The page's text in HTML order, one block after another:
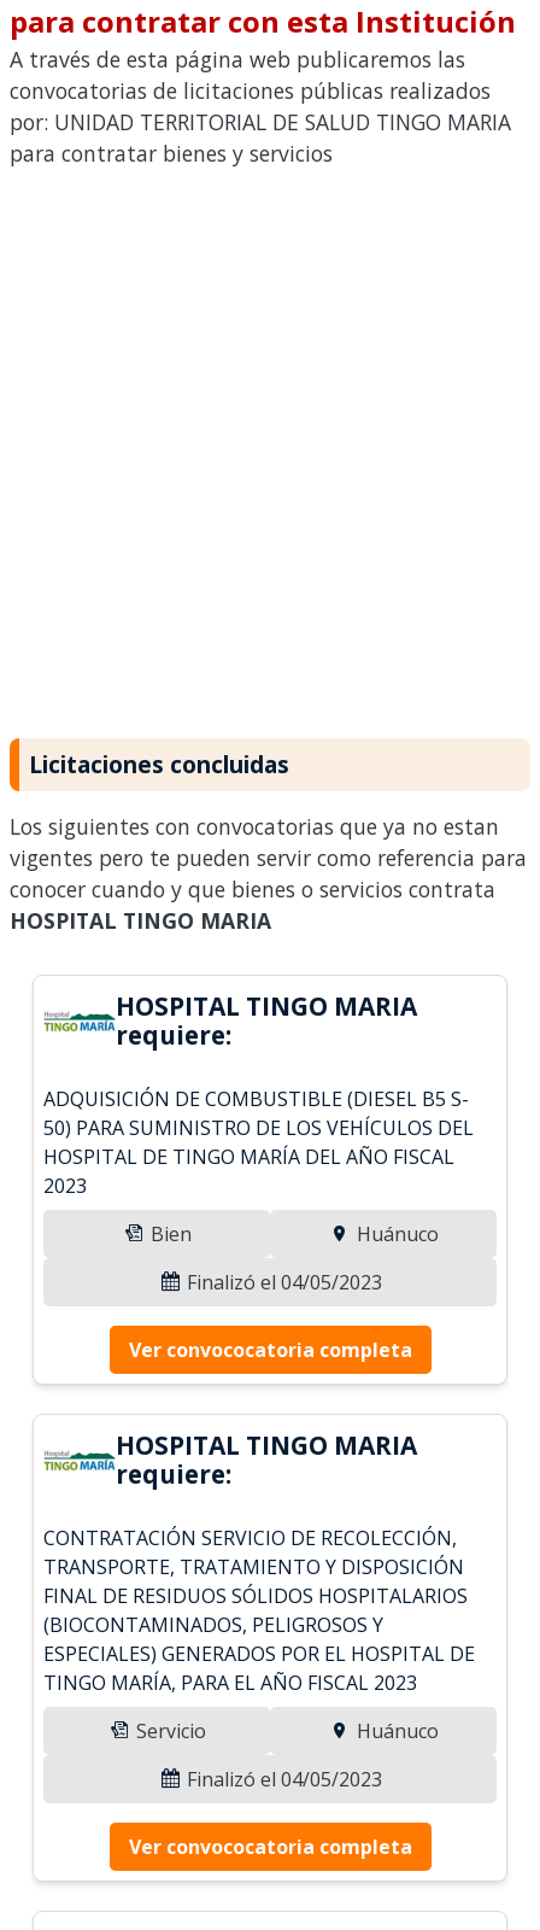
para contratar con esta Institución
A través de esta página web publicaremos las
convocatorias de licitaciones públicas realizados
por: UNIDAD TERRITORIAL DE SALUD TINGO MARIA
para contratar bienes y servicios
Licitaciones concluidas
Los siguientes con convocatorias que ya no estan
vigentes pero te pueden servir como referencia para
conocer cuando y que bienes o servicios contrata
HOSPITAL TINGO MARIA
HOSPITAL TINGO MARIA
requiere:
ADQUISICIÓN DE COMBUSTIBLE (DIESEL B5 S-
50) PARA SUMINISTRO DE LOS VEHÍCULOS DEL
HOSPITAL DE TINGO MARÍA DEL AÑO FISCAL
2023
Bien
Huánuco
Finalizó el 04/05/2023
Ver convococatoria completa
HOSPITAL TINGO MARIA
requiere:
CONTRATACIÓN SERVICIO DE RECOLECCIÓN,
TRANSPORTE, TRATAMIENTO Y DISPOSICIÓN
FINAL DE RESIDUOS SÓLIDOS HOSPITALARIOS
(BIOCONTAMINADOS, PELIGROSOS Y
ESPECIALES) GENERADOS POR EL HOSPITAL DE
TINGO MARÍA, PARA EL AÑO FISCAL 2023
Servicio
Huánuco
Finalizó el 04/05/2023
Ver convococatoria completa